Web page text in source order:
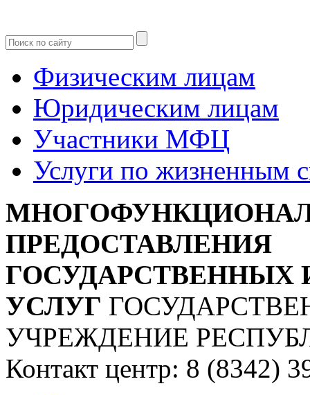
Физическим лицам
Юридическим лицам
Участники МФЦ
Услуги по жизненным
ПРЕДОСТАВЛЕНИЯ
УСЛУГ
УЧРЕЖДЕНИЕ
Контакт центр: 8 (8342)